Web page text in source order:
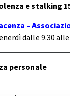
e stalking
–
dalle 9.30 alle
personale